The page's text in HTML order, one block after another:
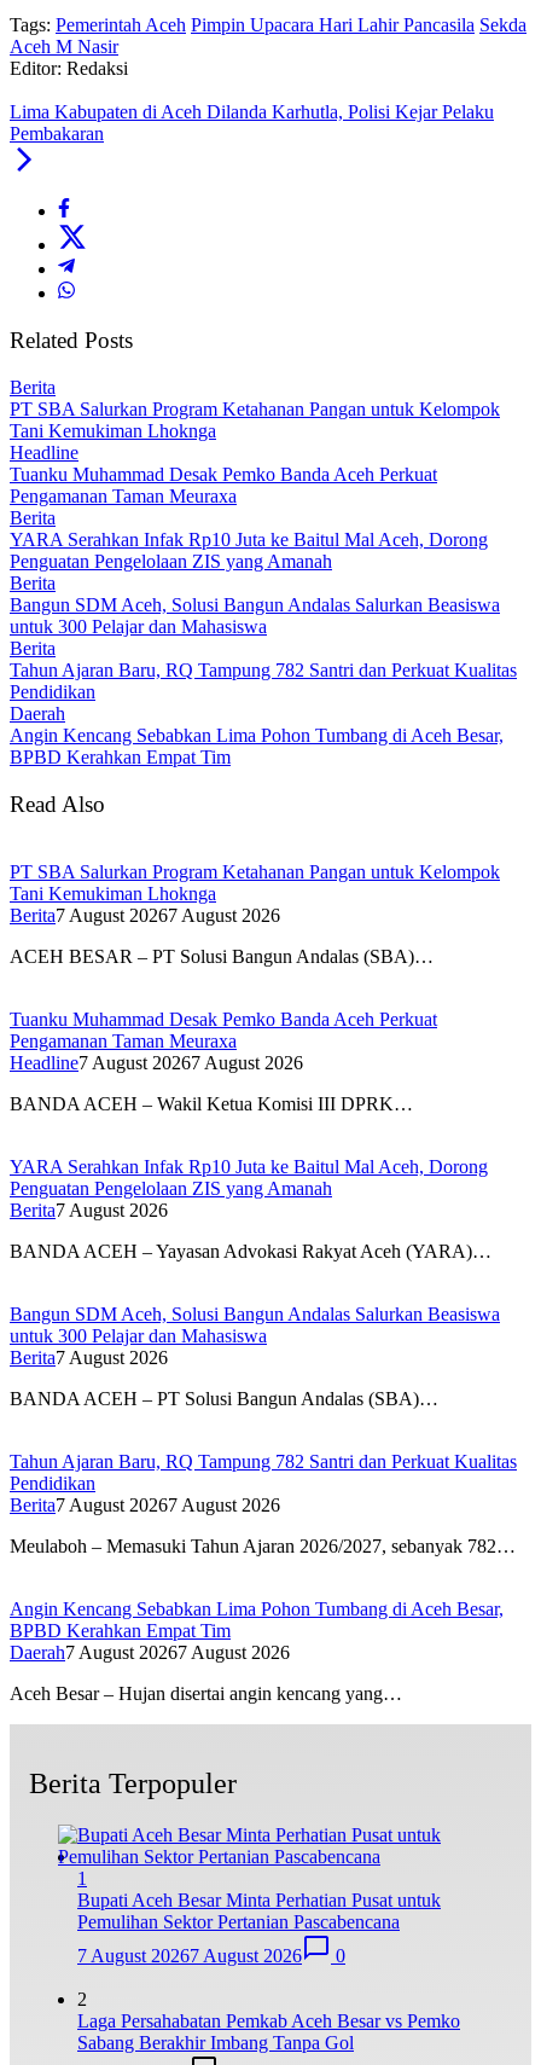
Tags: Pemerintah Aceh Pimpin Upacara Hari Lahir Pancasila Sekda
Aceh M Nasir
Editor: Redaksi
Lima Kabupaten di Aceh Dilanda Karhutla, Polisi Kejar Pelaku
Pembakaran
Related Posts
Berita
PT SBA Salurkan Program Ketahanan Pangan untuk Kelompok
Tani Kemukiman Lhoknga
Headline
Tuanku Muhammad Desak Pemko Banda Aceh Perkuat
Pengamanan Taman Meuraxa
Berita
YARA Serahkan Infak Rp10 Juta ke Baitul Mal Aceh, Dorong
Penguatan Pengelolaan ZIS yang Amanah
Berita
Bangun SDM Aceh, Solusi Bangun Andalas Salurkan Beasiswa
untuk 300 Pelajar dan Mahasiswa
Berita
Tahun Ajaran Baru, RQ Tampung 782 Santri dan Perkuat Kualitas
Pendidikan
Daerah
Angin Kencang Sebabkan Lima Pohon Tumbang di Aceh Besar,
BPBD Kerahkan Empat Tim
Read Also
PT SBA Salurkan Program Ketahanan Pangan untuk Kelompok
Tani Kemukiman Lhoknga
Berita7 August 20267 August 2026
ACEH BESAR – PT Solusi Bangun Andalas (SBA)…
Tuanku Muhammad Desak Pemko Banda Aceh Perkuat
Pengamanan Taman Meuraxa
Headline7 August 20267 August 2026
BANDA ACEH – Wakil Ketua Komisi III DPRK…
YARA Serahkan Infak Rp10 Juta ke Baitul Mal Aceh, Dorong
Penguatan Pengelolaan ZIS yang Amanah
Berita7 August 2026
BANDA ACEH – Yayasan Advokasi Rakyat Aceh (YARA)…
Bangun SDM Aceh, Solusi Bangun Andalas Salurkan Beasiswa
untuk 300 Pelajar dan Mahasiswa
Berita7 August 2026
BANDA ACEH – PT Solusi Bangun Andalas (SBA)…
Tahun Ajaran Baru, RQ Tampung 782 Santri dan Perkuat Kualitas
Pendidikan
Berita7 August 20267 August 2026
Meulaboh – Memasuki Tahun Ajaran 2026/2027, sebanyak 782…
Angin Kencang Sebabkan Lima Pohon Tumbang di Aceh Besar,
BPBD Kerahkan Empat Tim
Daerah7 August 20267 August 2026
Aceh Besar – Hujan disertai angin kencang yang…
Berita Terpopuler
1
Bupati Aceh Besar Minta Perhatian Pusat untuk
Pemulihan Sektor Pertanian Pascabencana
7 August 20267 August 2026 0
2
Laga Persahabatan Pemkab Aceh Besar vs Pemko
Sabang Berakhir Imbang Tanpa Gol